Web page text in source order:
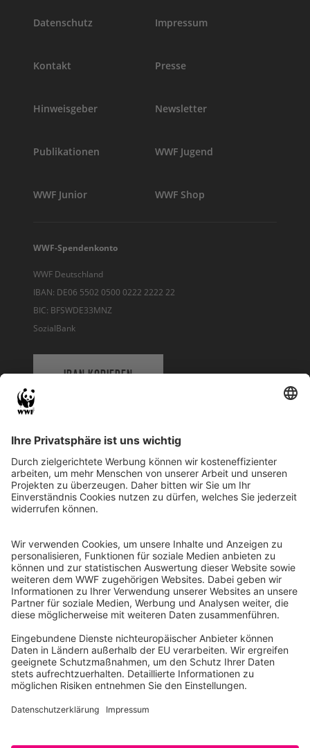
Datenschutz Impressum
Kontakt Presse
Hinweisgeber Newsletter
Publikationen WWF Jugend
WWF Junior WWF Shop
WWF-Spendenkonto
WWF Deutschland
IBAN: DE06 5502 0500 0222 2222 22
BIC: BFSWDE33MNZ
SozialBank
IBAN KOPIEREN
WWF Deutschland
Reinhardtstr. 18
10117 Berlin
Ihre Spende kann steuerlich geltend gemacht werden
Registriert als Stiftung WWF Deutschland, Senatsverwaltung für
Justiz Berlin, Az: 3416/976/2
Umsatzsteuer-Identifikationsnummer: DE 114236103
Freistellungsbescheid: Als gemeinnützige Körperschaft befreit
von der Körperschaftssteuer gem. §5 I 9 KStg. unter der
Steuernummer 27/641/09321